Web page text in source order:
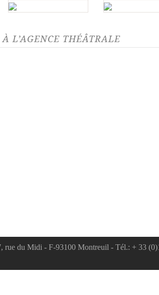
L’AGENCE THÉÂTRALE
rue du Midi - F-93100 Montreuil - Tél.: + 33